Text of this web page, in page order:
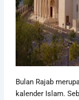
Bulan Rajab
kalender Islam.